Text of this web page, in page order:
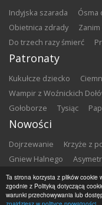
Ta strona korzysta z plików cookie
zgodnie z Polityką dotyczącą
warunki przechowywania lub
Indyjska szarada
Obietnica zdrady
Do trzech razy śmierć
Patronaty
Kukułcze dziecko
Wampir z Woźnickich
Gołoborze
Tysiąc
Nowości
Dojrzewanie Krzyże z
Gniew Halnego
Dowody zbrodni